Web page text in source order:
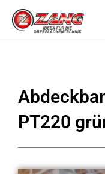
Inhalt
springen
PT220